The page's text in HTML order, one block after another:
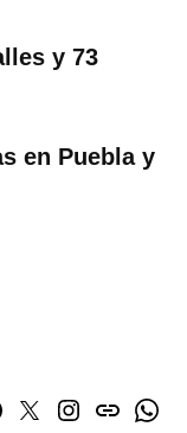
y 73
en Puebla y
TwitterInstagram
issuu